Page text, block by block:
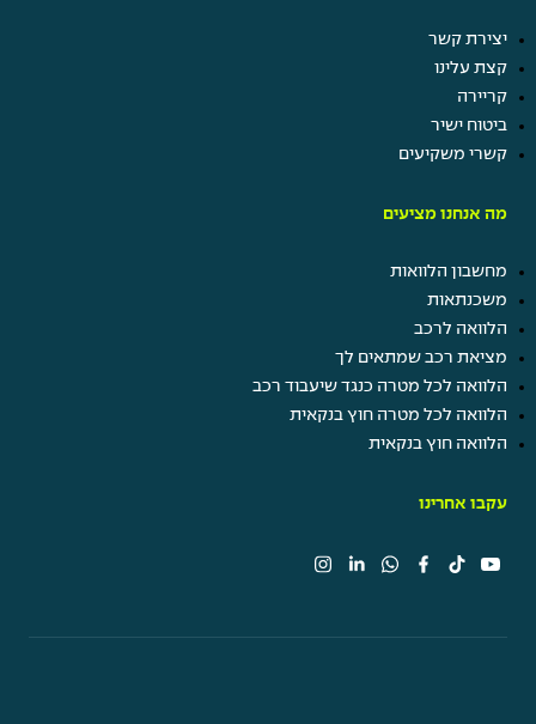
יצירת קשר
קצת עלינו
קריירה
ביטוח ישיר
קשרי משקיעים
מה אנחנו מציעים
מחשבון הלוואות
משכנתאות
הלוואה לרכב
מציאת רכב שמתאים לך
הלוואה לכל מטרה כנגד שיעבוד רכב
הלוואה לכל מטרה חוץ בנקאית
הלוואה חוץ בנקאית
עקבו אחרינו